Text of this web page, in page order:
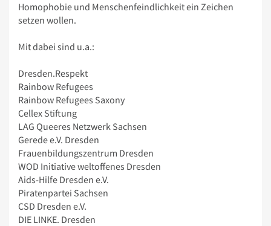
Homophobie und Menschenfeindlichkeit ein Zeichen
setzen wollen.
Mit dabei sind u.a.:
Dresden.Respekt
Rainbow Refugees
Rainbow Refugees Saxony
Cellex Stiftung
LAG Queeres Netzwerk Sachsen
Gerede e.V. Dresden
Frauenbildungszentrum Dresden
WOD Initiative weltoffenes Dresden
Aids-Hilfe Dresden e.V.
Piratenpartei Sachsen
CSD Dresden e.V.
DIE LINKE. Dresden